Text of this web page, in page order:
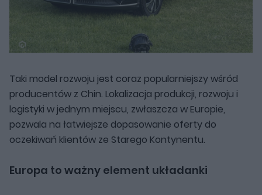
Taki model rozwoju jest coraz popularniejszy wśród
producentów z Chin. Lokalizacja produkcji, rozwoju i
logistyki w jednym miejscu, zwłaszcza w Europie,
pozwala na łatwiejsze dopasowanie oferty do
oczekiwań klientów ze Starego Kontynentu.
Europa to ważny element układanki